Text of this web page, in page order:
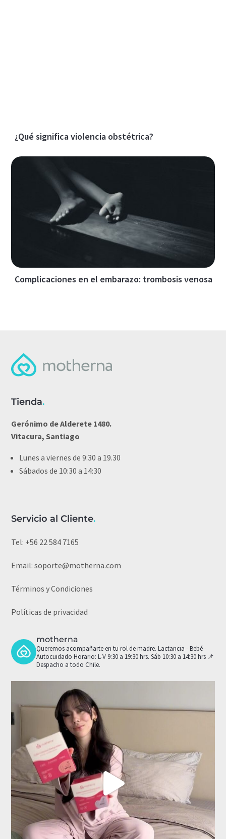
¿Qué significa violencia obstétrica?
Complicaciones en el embarazo: trombosis venosa
Tienda.
Gerónimo de Alderete 1480.
Vitacura, Santiago
Lunes a viernes de 9:30 a 19.30
Sábados de 10:30 a 14:30
Servicio al Cliente.
Tel: +56 22 584 7165
Email:soporte@motherna.com
Términos y Condiciones
Políticas de privacidad
motherna
Queremos acompañarte en tu rol de madre. Lactancia - Bebé -
Autocuidado Horario: L-V 9:30 a 19:30 hrs. Sáb 10:30 a 14:30 hrs 📌
Despacho a todo Chile.